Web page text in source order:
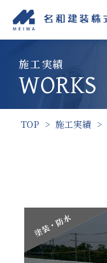
施工実績
WORKS
TOP > 施工実績 >
工場・倉庫
塗装・防水